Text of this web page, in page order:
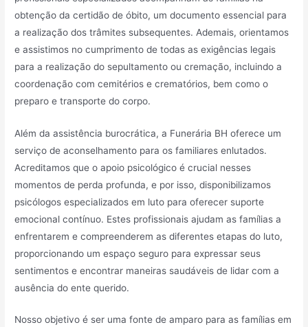
obtenção da certidão de óbito, um documento essencial para
a realização dos trâmites subsequentes. Ademais, orientamos
e assistimos no cumprimento de todas as exigências legais
para a realização do sepultamento ou cremação, incluindo a
coordenação com cemitérios e crematórios, bem como o
preparo e transporte do corpo.
Além da assistência burocrática, a Funerária BH oferece um
serviço de aconselhamento para os familiares enlutados.
Acreditamos que o apoio psicológico é crucial nesses
momentos de perda profunda, e por isso, disponibilizamos
psicólogos especializados em luto para oferecer suporte
emocional contínuo. Estes profissionais ajudam as famílias a
enfrentarem e compreenderem as diferentes etapas do luto,
proporcionando um espaço seguro para expressar seus
sentimentos e encontrar maneiras saudáveis de lidar com a
ausência do ente querido.
Nosso objetivo é ser uma fonte de amparo para as famílias em